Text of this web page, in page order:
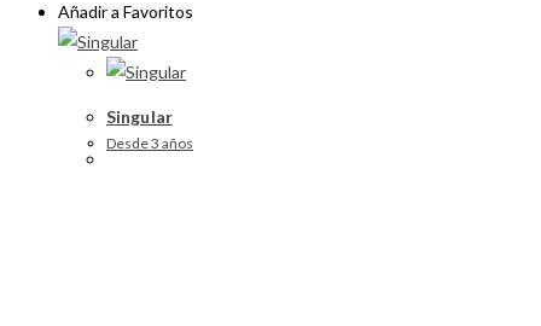
Añadir a Favoritos
Singular
Desde 3 años